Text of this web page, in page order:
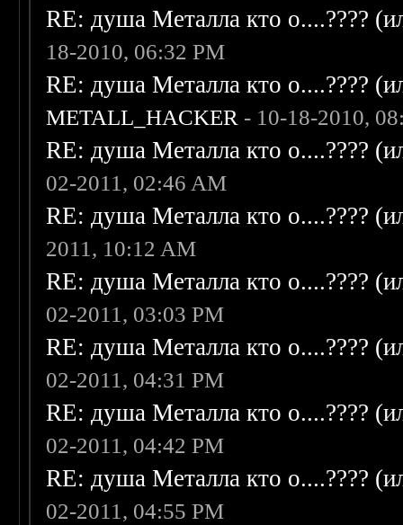
RE: душа Металла кто о....????
18-2010, 06:32 PM
RE: душа Металла кто о....????
METALL_HACKER - 10-18-2010,
RE: душа Металла кто о....????
02-2011, 02:46 AM
RE: душа Металла кто о....????
2011, 10:12 AM
RE: душа Металла кто о....????
02-2011, 03:03 PM
RE: душа Металла кто о....????
02-2011, 04:31 PM
RE: душа Металла кто о....????
02-2011, 04:42 PM
RE: душа Металла кто о....????
02-2011, 04:55 PM